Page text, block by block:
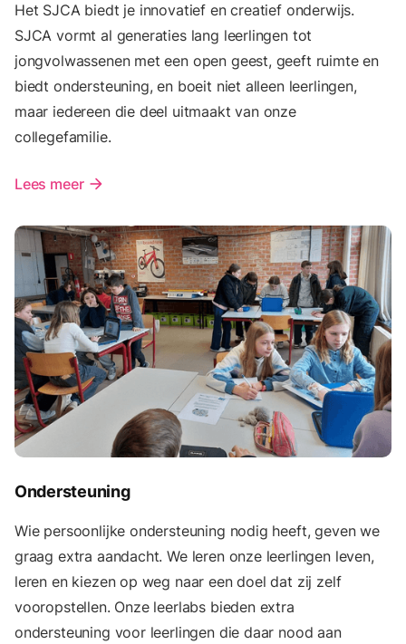
Het SJCA biedt je innovatief en creatief onderwijs.
SJCA vormt al generaties lang leerlingen tot
jongvolwassenen met een open geest, geeft ruimte en
biedt ondersteuning, en boeit niet alleen leerlingen,
maar iedereen die deel uitmaakt van onze
collegefamilie.
Lees meer arrow_forward
Ondersteuning
Wie persoonlijke ondersteuning nodig heeft, geven we
graag extra aandacht. We leren onze leerlingen leven,
leren en kiezen op weg naar een doel dat zij zelf
vooropstellen. Onze leerlabs bieden extra
ondersteuning voor leerlingen die daar nood aan